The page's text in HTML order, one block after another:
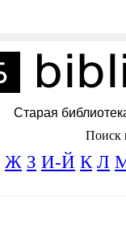
Старая
Поиск
Ж З И-Й К Л